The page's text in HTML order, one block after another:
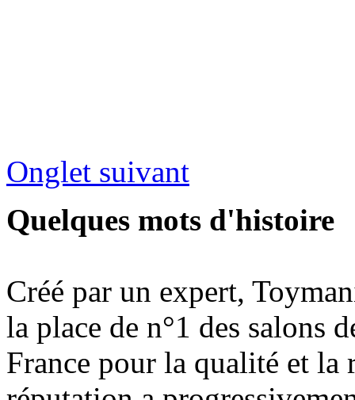
Onglet suivant
Quelques mots d'histoire
Créé par un expert,
la place de n°1 des salons
France pour la qualité et la